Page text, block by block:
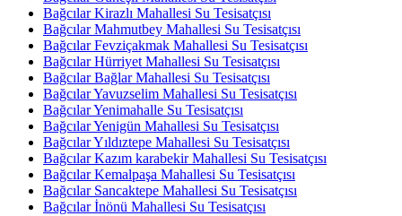
Bağcılar Kirazlı Mahallesi Su Tesisatçısı
Bağcılar Mahmutbey Mahallesi Su Tesisatçısı
Bağcılar Fevziçakmak Mahallesi Su Tesisatçısı
Bağcılar Hürriyet Mahallesi Su Tesisatçısı
Bağcılar Bağlar Mahallesi Su Tesisatçısı
Bağcılar Yavuzselim Mahallesi Su Tesisatçısı
Bağcılar Yenimahalle Su Tesisatçısı
Bağcılar Yenigün Mahallesi Su Tesisatçısı
Bağcılar Yıldıztepe Mahallesi Su Tesisatçısı
Bağcılar Kazım karabekir Mahallesi Su Tesisatçısı
Bağcılar Kemalpaşa Mahallesi Su Tesisatçısı
Bağcılar Sancaktepe Mahallesi Su Tesisatçısı
Bağcılar İnönü Mahallesi Su Tesisatçısı